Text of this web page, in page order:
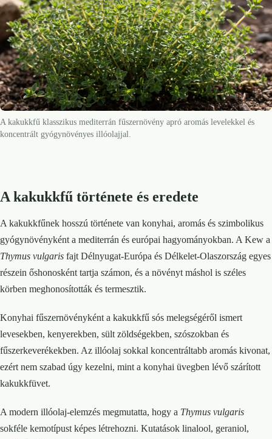
A kakukkfű klasszikus mediterrán fűszernövény apró aromás levelekkel és
koncentrált gyógynövényes illóolajjal.
A kakukkfű története és eredete
A kakukkfűnek hosszú története van konyhai, aromás és szimbolikus
gyógynövényként a mediterrán és európai hagyományokban. A Kew a
Thymus vulgaris fajt Délnyugat-Európa és Délkelet-Olaszország egyes
részein őshonosként tartja számon, és a növényt máshol is széles
körben meghonosították és termesztik.
Konyhai fűszernövényként a kakukkfű sós melegségéről ismert
levesekben, kenyerekben, sült zöldségekben, szószokban és
fűszerkeverékekben. Az illóolaj sokkal koncentráltabb aromás kivonat,
ezért nem szabad úgy kezelni, mint a konyhai üvegben lévő szárított
kakukkfüvet.
A modern illóolaj-elemzés megmutatta, hogy a Thymus vulgaris
sokféle kemotípust képes létrehozni. Kutatások linalool, geraniol,